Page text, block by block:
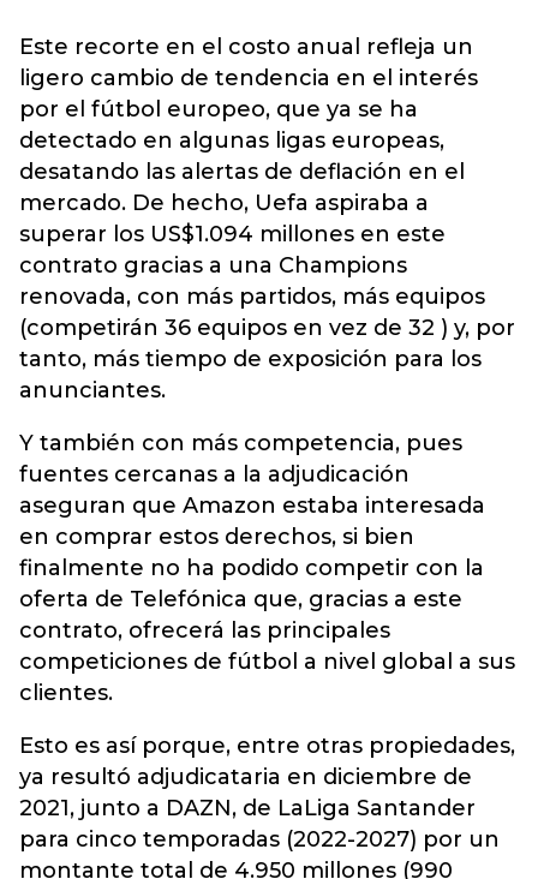
Este recorte en el costo anual refleja un
ligero cambio de tendencia en el interés
por el fútbol europeo, que ya se ha
detectado en algunas ligas europeas,
desatando las alertas de deflación en el
mercado. De hecho, Uefa aspiraba a
superar los US$1.094 millones en este
contrato gracias a una Champions
renovada, con más partidos, más equipos
(competirán 36 equipos en vez de 32 ) y, por
tanto, más tiempo de exposición para los
anunciantes.
Y también con más competencia, pues
fuentes cercanas a la adjudicación
aseguran que Amazon estaba interesada
en comprar estos derechos, si bien
finalmente no ha podido competir con la
oferta de Telefónica que, gracias a este
contrato, ofrecerá las principales
competiciones de fútbol a nivel global a sus
clientes.
Esto es así porque, entre otras propiedades,
ya resultó adjudicataria en diciembre de
2021, junto a DAZN, de LaLiga Santander
para cinco temporadas (2022-2027) por un
montante total de 4.950 millones (990